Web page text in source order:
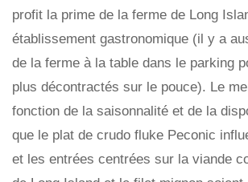
profit la prime de la ferme de Long
établissement gastronomique (il y a
de la ferme à la table dans le parking
plus décontractés sur le pouce). Le
fonction de la saisonnalité et de la
que le plat de crudo fluke Peconic
et les entrées centrées sur la viande